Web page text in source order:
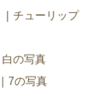
チューリップ
白の写真
7の写真